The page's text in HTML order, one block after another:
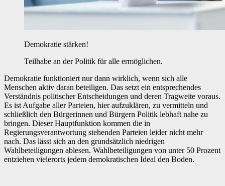
Demokratie stärken!
Teilhabe an der Politik für alle ermöglichen.
Demokratie funktioniert nur dann wirklich, wenn sich alle
Menschen aktiv daran beteiligen. Das setzt ein entsprechendes
Verständnis politischer Entscheidungen und deren Tragweite voraus.
Es ist Aufgabe aller Parteien, hier aufzuklären, zu vermitteln und
schließlich den Bürgerinnen und Bürgern Politik lebhaft nahe zu
bringen. Dieser Hauptfunktion kommen die in
Regierungsverantwortung stehenden Parteien leider nicht mehr
nach. Das lässt sich an den grundsätzlich niedrigen
Wahlbeteiligungen ablesen. Wahlbeteiligungen von unter 50 Prozent
entziehen vielerorts jedem demokratischen Ideal den Boden.